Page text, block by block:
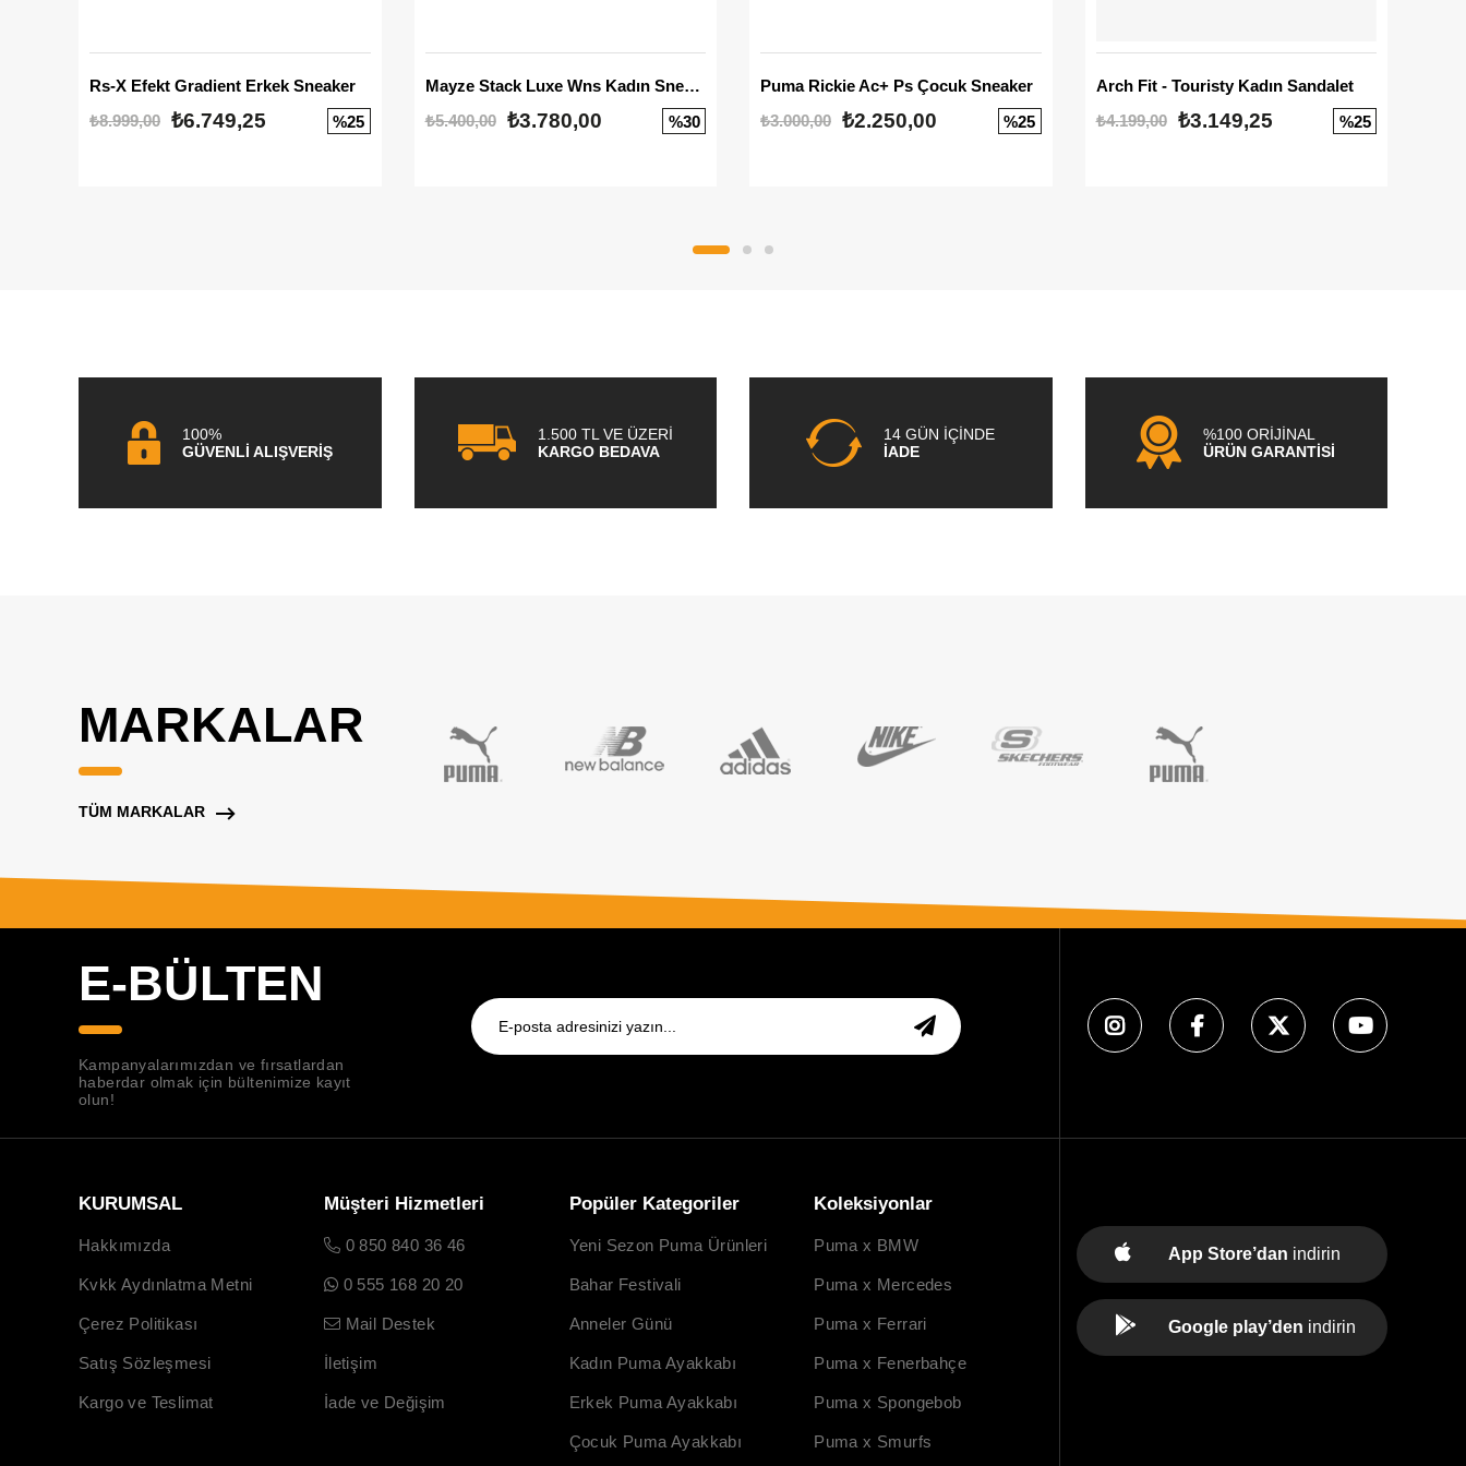
Rs-X Efekt Gradient Erkek Sneaker
₺8.999,00 ₺6.749,25 %25
Mayze Stack Luxe Wns Kadın Sneaker
₺5.400,00
₺3.780,00 %30
Puma Rickie Ac+ Ps Çocuk Sneaker
₺3.000,00 ₺2.250,00 %25
Arch Fit - Touristy Kadın Sandalet
₺4.199,00
₺3.149,25 %25
100%
GÜVENLİ ALIŞVERİŞ
1.500 TL VE ÜZERİ
KARGO BEDAVA
14 GÜN İÇİNDE
İADE
%100 ORİJİNAL
ÜRÜN GARANTİSİ
MARKALAR
TÜM MARKALAR
E-BÜLTEN
Kampanyalarımızdan ve fırsatlardan
haberdar olmak için bültenimize kayıt
olun!
KURUMSAL
Hakkımızda
Kvkk Aydınlatma Metni
Çerez Politikası
Satış Sözleşmesi
Kargo ve Teslimat
Müşteri Hizmetleri
0 850 840 36 46
0 555 168 20 20
Mail Destek
İletişim
İade ve Değişim
Popüler Kategoriler
Yeni Sezon Puma Ürünleri
Bahar Festivali
Anneler Günü
Kadın Puma Ayakkabı
Erkek Puma Ayakkabı
Çocuk Puma Ayakkabı
Koleksiyonlar
Puma x BMW
Puma x Mercedes
Puma x Ferrari
Puma x Fenerbahçe
Puma x Spongebob
Puma x Smurfs
App Store’dan indirin
Google play’den indirin